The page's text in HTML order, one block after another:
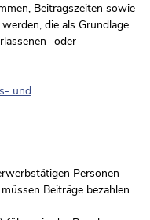
Beitragszeiten sowie
die als Grundlage
oder
und
Personen
Beiträge bezahlen.